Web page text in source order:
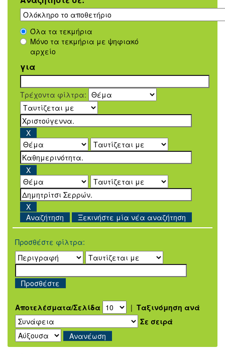
Όλα τα τεκμήρια
Μόνο τα τεκμήρια με ψηφιακό
αρχείο
για
Τρέχοντα φίλτρα:
Ξεκινήστε μία νέα αναζήτηση
Προσθέστε φίλτρα:
Αποτελέσματα/Σελίδα | Ταξινόμηση ανά
Σε σειρά